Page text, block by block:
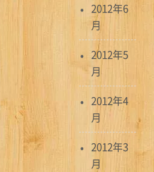
2012年6
月
2012年5
月
2012年4
月
2012年3
月